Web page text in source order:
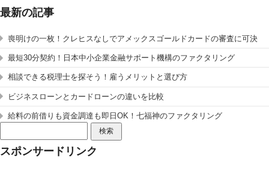
最新の記事
喪明けの一枚！クレヒスなしでアメックスゴールドカードの審査に可決
最短30分契約！日本中小企業金融サポート機構のファクタリング
相談できる税理士を探そう！雇うメリットと選び方
ビジネスローンとカードローンの違いを比較
給料の前借りも資金調達も即日OK！七福神のファクタリング
索:
スポンサードリンク